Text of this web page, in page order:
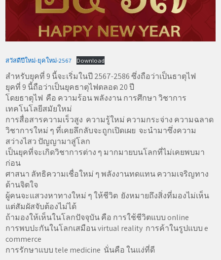
สวัสดีปีใหม่-ยุคใหม่-2567 Download
สำหรับยุคที่ 9 นี้จะเริ่มในปี 2567-2586 ซึ่งถือว่าเป็นธาตุไฟ
ยุคที่ 9 นี้ถือว่าเป็นยุคธาตุไฟตลอด 20 ปี
โดยธาตุไฟ คือ ความร้อน พลังงาน การศึกษา วิชาการ
เทคโนโลยีสมัยใหม่
การสื่อสารความเร็วสูง ความรู้ใหม่ ความกระจ่าง ความฉลาด
วิชาการใหม่ ๆ ที่เคยลึกลับจะถูกเปิดเผย จะนำมาซึ่งความ
สว่างไสว ปัญญามาสู่โลก
เป็นยุคที่จะเกิดวิชาการต่าง ๆ มากมายบนโลกที่ไม่เคยพบมา
ก่อน
ศาสนา ลัทธิความเชื่อใหม่ ๆ พลังงานทดแทน ความเจริญทาง
ด้านจิตใจ
ผู้คนจะแสวงหาทางใหม่ ๆ ให้ชีวิต ยังหมายถึงสิ่งที่มองไม่เห็น
แต่สัมผัสจับต้องไม่ได้
ถ้ามองให้เห็นในโลกปัจจุบัน คือ การใช้ชีวิตแบบ online
การพบปะกันในโลกเสมือน virtual reality การค้าในรูปแบบ e
commerce
การรักษาแบบ tele medicine นั่นคือ ในแง่ที่ดี